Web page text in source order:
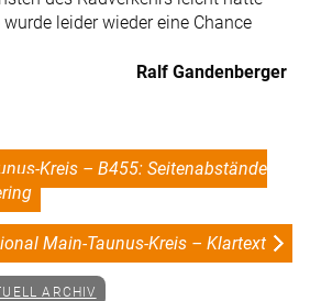
leider wieder eine Chance
Ralf Gandenberger
Kreis – B455: Seitenabstände
Main-Taunus-Kreis – Klartext
ARCHIV